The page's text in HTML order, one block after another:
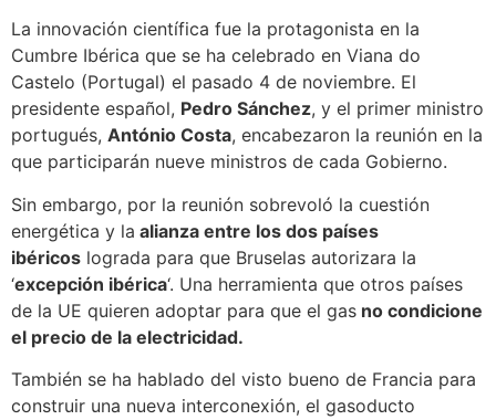
La innovación científica fue la protagonista en la
Cumbre Ibérica que se ha celebrado en Viana do
Castelo (Portugal) el pasado 4 de noviembre. El
presidente español, Pedro Sánchez, y el primer ministro
portugués, António Costa, encabezaron la reunión en la
que participarán nueve ministros de cada Gobierno.
Sin embargo, por la reunión sobrevoló la cuestión
energética y la alianza entre los dos países
ibéricos lograda para que Bruselas autorizara la
‘excepción ibérica‘. Una herramienta que otros países
de la UE quieren adoptar para que el gas no condicione
el precio de la electricidad.
También se ha hablado del visto bueno de Francia para
construir una nueva interconexión, el gasoducto